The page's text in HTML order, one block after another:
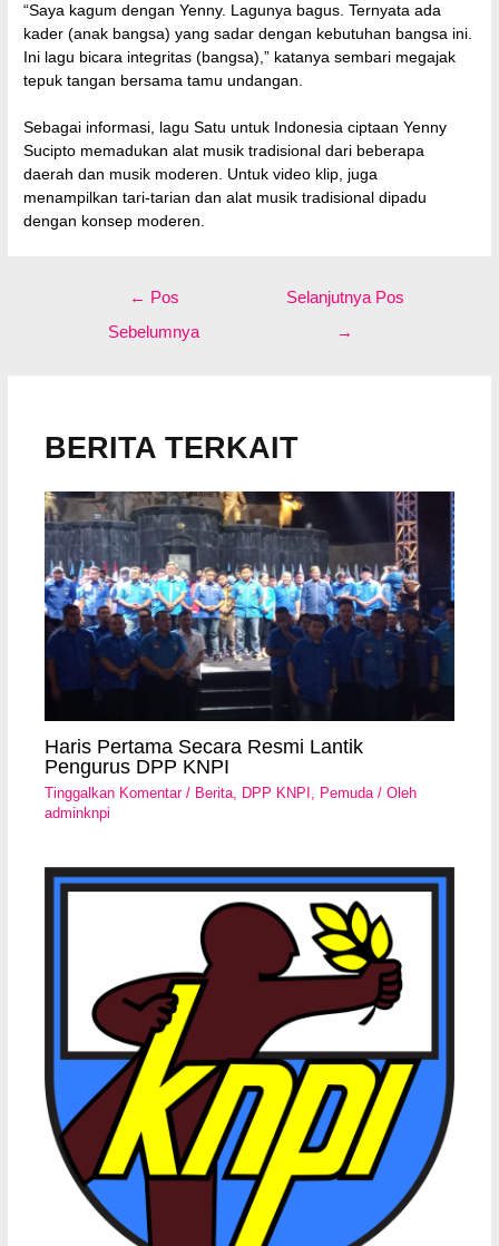
“Saya kagum dengan Yenny. Lagunya bagus. Ternyata ada
kader (anak bangsa) yang sadar dengan kebutuhan bangsa ini.
Ini lagu bicara integritas (bangsa),” katanya sembari megajak
tepuk tangan bersama tamu undangan.
Sebagai informasi, lagu Satu untuk Indonesia ciptaan Yenny
Sucipto memadukan alat musik tradisional dari beberapa
daerah dan musik moderen. Untuk video klip, juga
menampilkan tari-tarian dan alat musik tradisional dipadu
dengan konsep moderen.
← Pos
Sebelumnya
Selanjutnya Pos
→
BERITA TERKAIT
Haris Pertama Secara Resmi Lantik
Pengurus DPP KNPI
Tinggalkan Komentar / Berita, DPP KNPI , Pemuda/ Oleh
adminknpi